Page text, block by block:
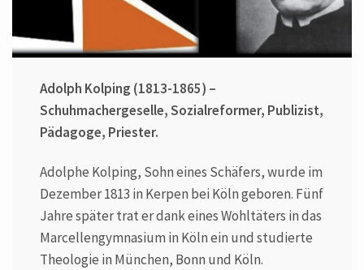
Adolph Kolping (1813-1865) –
Schuhmachergeselle, Sozialreformer, Publizist,
Pädagoge, Priester.
Adolphe Kolping, Sohn eines Schäfers, wurde im
Dezember 1813 in Kerpen bei Köln geboren. Fünf
Jahre später trat er dank eines Wohltäters in das
Marcellengymnasium in Köln ein und studierte
Theologie in München, Bonn und Köln.